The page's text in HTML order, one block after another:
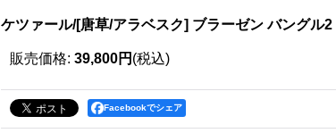
ケツァール/[唐草/アラベスク] ブラーゼン バングル
販売価格: 39,800円 (税込)
Facebookでシェア